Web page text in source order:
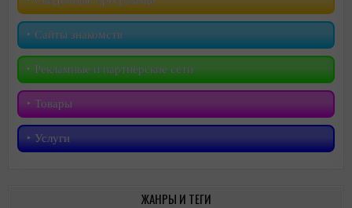
‣︎ Сайты знакомств
‣︎ Рекламные и партнёрские сети
‣︎ Товары
‣︎ Услуги
ЖАНРЫ И ТЕГИ